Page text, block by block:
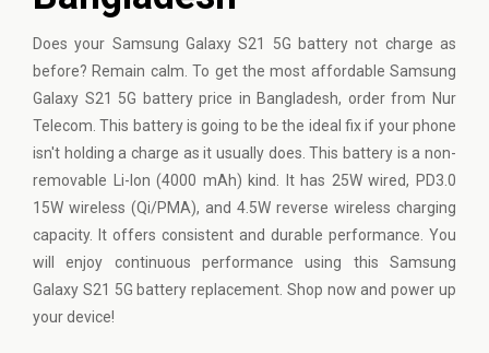
Does your Samsung Galaxy S21 5G battery not charge as
before? Remain calm. To get the most affordable Samsung
Galaxy S21 5G battery price in Bangladesh, order from Nur
Telecom. This battery is going to be the ideal fix if your phone
isn't holding a charge as it usually does. This battery is a non-
removable Li-Ion (4000 mAh) kind. It has 25W wired, PD3.0
15W wireless (Qi/PMA), and 4.5W reverse wireless charging
capacity. It offers consistent and durable performance. You
will enjoy continuous performance using this Samsung
Galaxy S21 5G battery replacement. Shop now and power up
your device!